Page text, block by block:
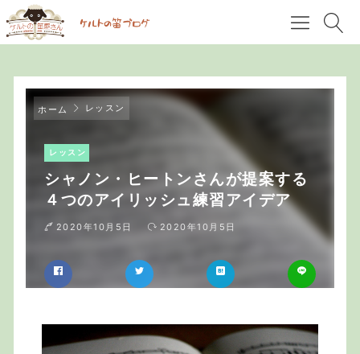
ホーム レッスン
レッスン
シャノン・ヒートンさんが提案する
４つのアイリッシュ練習アイデア
2020年10月5日 2020年10月5日